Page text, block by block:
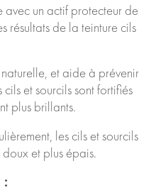
un actif protecteur de
résultats de la teinture cils
et aide à prévenir
et sourcils sont fortifiés
plus brillants.
les cils et sourcils
et plus épais.
: